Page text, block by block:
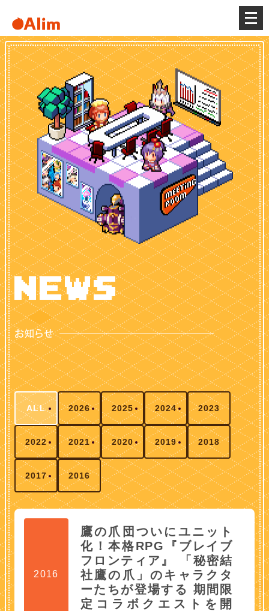
メ
ニ
ュ
ー
を
開
く
ALL 2026 2025 2024 2023
2022 2021 2020 2019 2018
2017 2016
2016
鷹の爪団ついにユニット
化！本格RPG『ブレイブ
フロンティア』 「秘密結
社鷹の爪」のキャラクタ
ーたちが登場する 期間限
定コラボクエストを開